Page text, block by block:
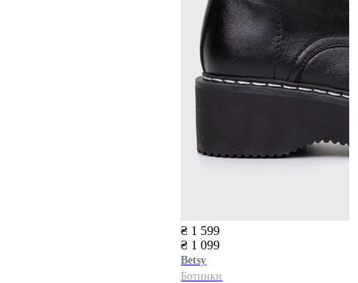
₴ 1 599
₴ 1 099
Betsy
Ботинки